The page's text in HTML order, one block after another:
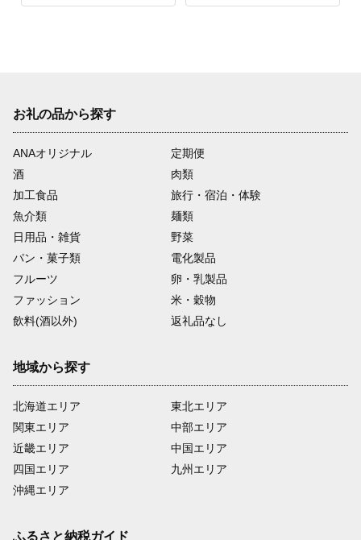
お礼の品から探す
ANAオリジナル
定期便
酒
肉類
加工食品
旅行・宿泊・体験
魚介類
麺類
日用品・雑貨
野菜
パン・菓子類
電化製品
フルーツ
卵・乳製品
ファッション
米・穀物
飲料(酒以外)
返礼品なし
地域から探す
北海道エリア
関東エリア
近畿エリア
四国エリア
沖縄エリア
東北エリア
中部エリア
中国エリア
九州エリア
ふるさと納税ガイド